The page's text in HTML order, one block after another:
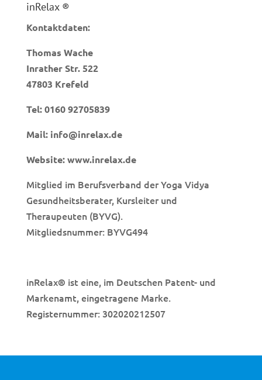
inRelax ®
Kontaktdaten:
Thomas Wache
Inrather Str. 522
47803 Krefeld
Tel:0160 92705839
Mail: info@inrelax.de
Website:www.inrelax.de
Mitglied im Berufsverband der Yoga Vidya
Gesundheitsberater, Kursleiter und
Theraupeuten (BYVG).
Mitgliedsnummer: BYVG494
inRelax® ist eine, im Deutschen Patent- und
Markenamt, eingetragene Marke.
Registernummer: 302020212507